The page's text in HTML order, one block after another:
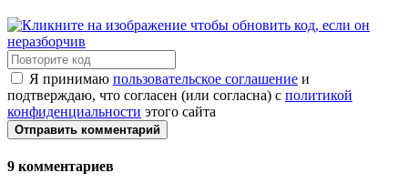
Я принимаю пользовательское соглашение и
подтверждаю, что согласен (или согласна) с политикой
конфиденциальности этого сайта
Отправить комментарий
9 комментариев